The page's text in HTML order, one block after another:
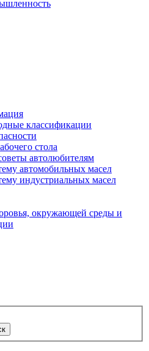
классификации
стола
автолюбителям
автомобильных масел
индустриальных масел
окружающей среды и